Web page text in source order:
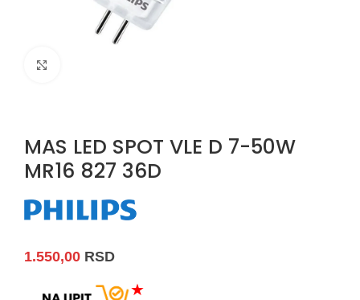
MAS LED SPOT VLE D 7-50W
MR16 827 36D
1.550,00 RSD
★